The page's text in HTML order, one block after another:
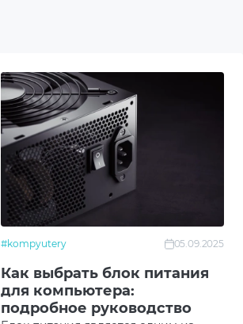
#kompyutery 05.09.2025
Как выбрать блок питания
для компьютера:
подробное руководство